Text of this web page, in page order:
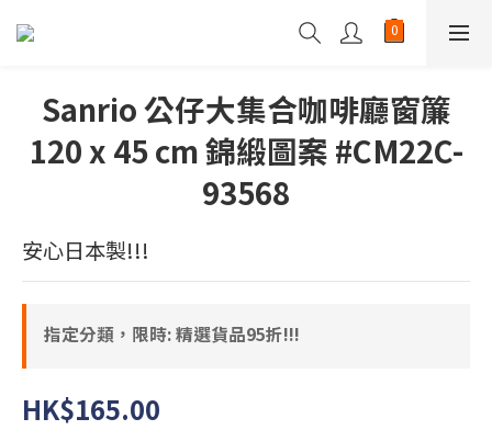
Sanrio 公仔大集合咖啡廳窗簾
120 x 45 cm 錦緞圖案 #CM22C-
93568
安心日本製!!!
指定分類，限時: 精選貨品95折!!!
HK$165.00